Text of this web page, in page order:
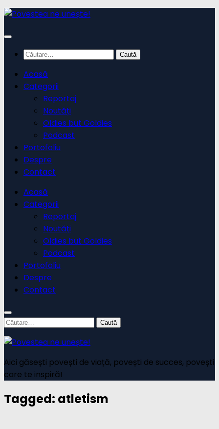
Skip
content
Caută
Acasă
Categorii
Reportaj
Noutăți
Oldies but Goldies
Podcast
Portofoliu
Despre
Contact
Acasă
Categorii
Reportaj
Noutăți
Oldies but Goldies
Podcast
Portofoliu
Despre
Contact
Caută
după:
Aici găsești povești de viață, povești de succes, povești
care te inspiră!
Tagged: atletism